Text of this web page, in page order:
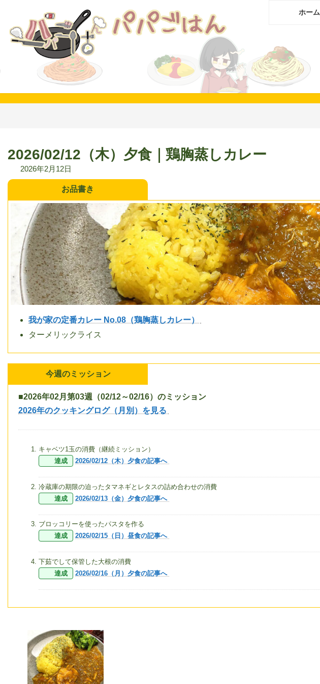
ス
ン
ホーム
2026/02/12（木）夕食｜鶏胸蒸しカレー
2026年2月12日
お品書き
我が家の定番カレー No.08（鶏胸蒸しカレー）
ターメリックライス
今週のミッション
■2026年02月第03週（02/12～02/16）のミッション
2026年のクッキングログ（月別）を見る
キャベツ1玉の消費（継続ミッション）
達成
2026/02/12（木）夕食の記事へ
冷蔵庫の期限の迫ったタマネギとレタスの詰め合わせの消費
達成
2026/02/13（金）夕食の記事へ
ブロッコリーを使ったパスタを作る
達成
2026/02/15（日）昼食の記事へ
下茹でして保管した大根の消費
達成
2026/02/16（月）夕食の記事へ